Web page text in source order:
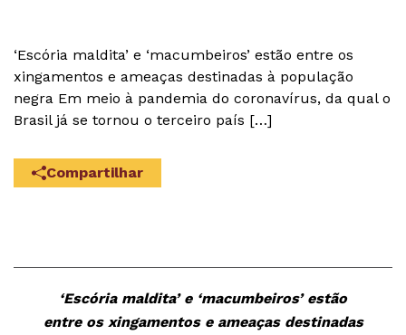
‘Escória maldita’ e ‘macumbeiros’ estão entre os
xingamentos e ameaças destinadas à população
negra Em meio à pandemia do coronavírus, da qual o
Brasil já se tornou o terceiro país […]
Compartilhar
‘Escória maldita’ e ‘macumbeiros’ estão
entre os xingamentos e ameaças destinadas